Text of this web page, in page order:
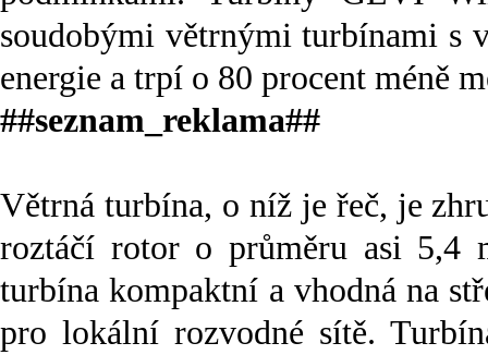
soudobými větrnými turbínami s
energie a trpí o 80 procent méně
##seznam_reklama##
Větrná turbína, o níž je řeč, je
roztáčí rotor o průměru asi 5,4
turbína kompaktní a vhodná na
pro lokální rozvodné sítě.